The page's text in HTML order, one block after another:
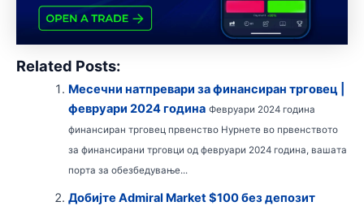
Related Posts:
Месечни натпревари за финансиран трговец |
февруари 2024 година Февруари 2024 година
финансиран трговец првенство Нурнете во првенството
за финансирани трговци од февруари 2024 година, вашата
порта за обезбедување...
Добијте Admiral Market $100 без депозит